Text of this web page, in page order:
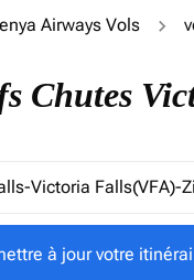
Airways Vols
Chutes
à jour votre
à jour votre